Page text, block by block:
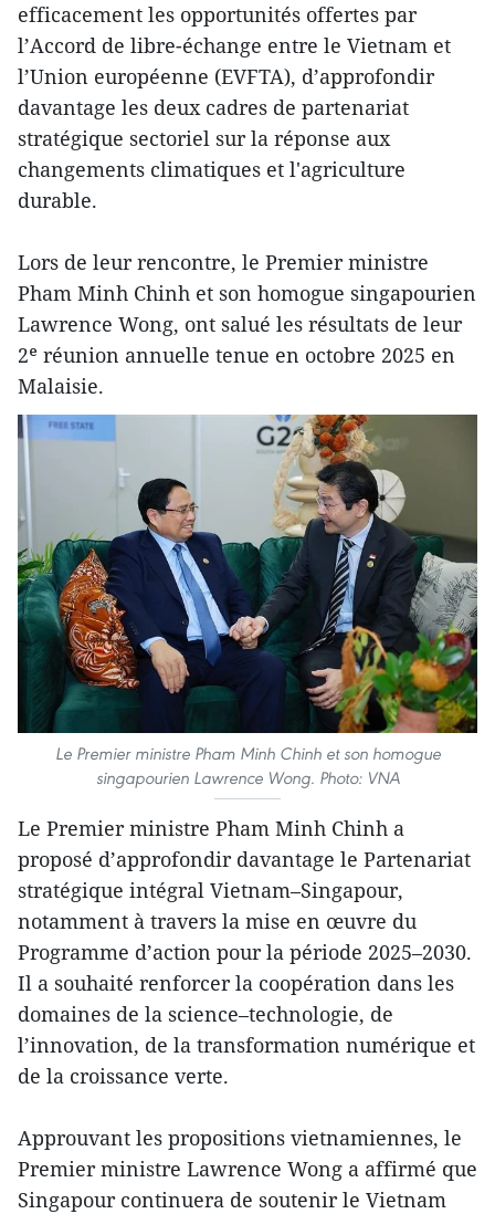
efficacement les opportunités offertes par
l’Accord de libre-échange entre le Vietnam et
l’Union européenne (EVFTA), d’approfondir
davantage les deux cadres de partenariat
stratégique sectoriel sur la réponse aux
changements climatiques et l'agriculture
durable.
Lors de leur rencontre, le Premier ministre
Pham Minh Chinh et son homogue singapourien
Lawrence Wong, ont salué les résultats de leur
2ᵉ réunion annuelle tenue en octobre 2025 en
Malaisie.
Le Premier ministre Pham Minh Chinh et son homogue
singapourien Lawrence Wong. Photo: VNA
Le Premier ministre Pham Minh Chinh a
proposé d’approfondir davantage le Partenariat
stratégique intégral Vietnam–Singapour,
notamment à travers la mise en œuvre du
Programme d’action pour la période 2025–2030.
Il a souhaité renforcer la coopération dans les
domaines de la science–technologie, de
l’innovation, de la transformation numérique et
de la croissance verte.
Approuvant les propositions vietnamiennes, le
Premier ministre Lawrence Wong a affirmé que
Singapour continuera de soutenir le Vietnam